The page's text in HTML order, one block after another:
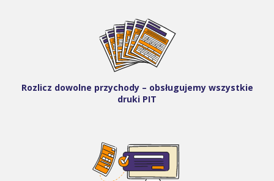
Rozlicz dowolne przychody – obsługujemy wszystkie
druki PIT